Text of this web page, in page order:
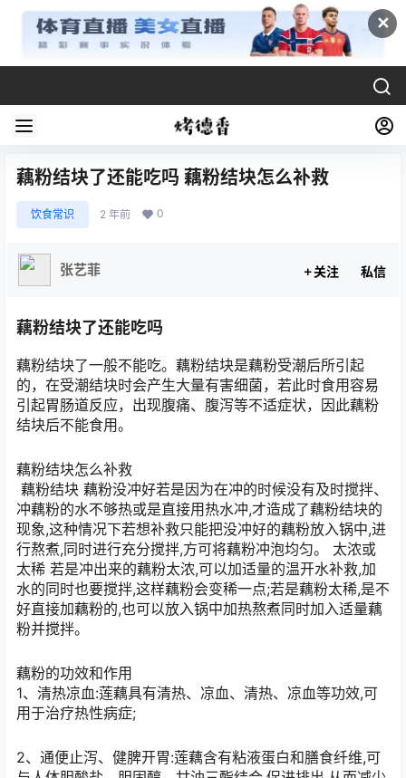
✕
藕粉结块了还能吃吗 藕粉结块怎么补救
饮食常识 2 年前 0
张艺菲 关注 私信
藕粉结块了还能吃吗
藕粉结块了一般不能吃。藕粉结块是藕粉受潮后所引起
的，在受潮结块时会产生大量有害细菌，若此时食用容易
引起胃肠道反应，出现腹痛、腹泻等不适症状，因此藕粉
结块后不能食用。
藕粉结块怎么补救
藕粉结块 藕粉没冲好若是因为在冲的时候没有及时搅拌、
冲藕粉的水不够热或是直接用热水冲,才造成了藕粉结块的
现象,这种情况下若想补救只能把没冲好的藕粉放入锅中,进
行熬煮,同时进行充分搅拌,方可将藕粉冲泡均匀。 太浓或
太稀 若是冲出来的藕粉太浓,可以加适量的温开水补救,加
水的同时也要搅拌,这样藕粉会变稀一点;若是藕粉太稀,是不
好直接加藕粉的,也可以放入锅中加热熬煮同时加入适量藕
粉并搅拌。
藕粉的功效和作用
1、清热凉血:莲藕具有清热、凉血、清热、凉血等功效,可
用于治疗热性病症;
2、通便止泻、健脾开胃:莲藕含有粘液蛋白和膳食纤维,可